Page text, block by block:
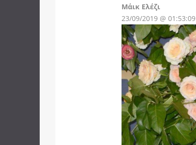
Μάικ ΕλέζιInstagram
23/09/2019 @ 01:53:09